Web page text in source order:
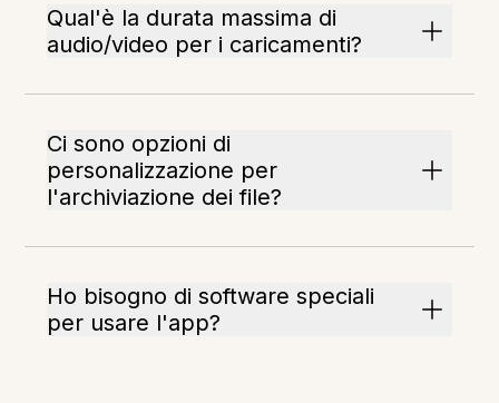
Qual'è la durata massima di
audio/video per i caricamenti?
Ci sono opzioni di
personalizzazione per
l'archiviazione dei file?
Ho bisogno di software speciali
per usare l'app?